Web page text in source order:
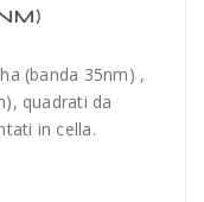
(banda 35nm) ,
quadrati da
in cella.